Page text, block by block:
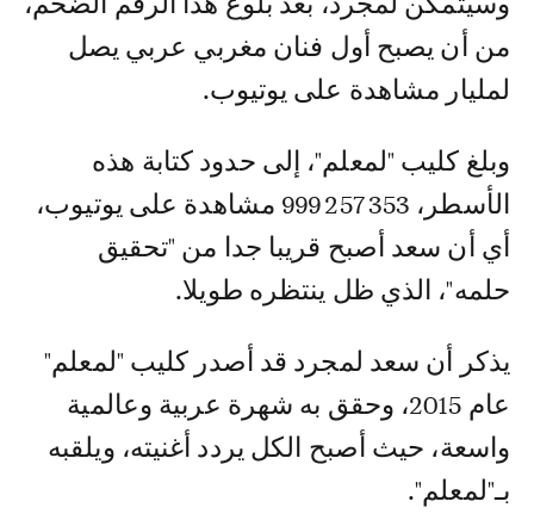
من أن يصبح أول فنان مغربي عربي يصل
لمليار مشاهدة على يوتيوب.
وبلغ كليب "لمعلم"، إلى حدود كتابة هذه
الأسطر، 999 257 353 مشاهدة على يوتيوب،
أي أن سعد أصبح قريبا جدا من "تحقيق
حلمه"، الذي ظل ينتظره طويلا.
يذكر أن سعد لمجرد قد أصدر كليب "لمعلم"
عام 2015، وحقق به شهرة عربية وعالمية
واسعة، حيث أصبح الكل يردد أغنيته، ويلقبه
بـ"لمعلم".